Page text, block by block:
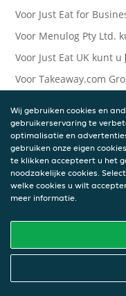
Voor Just Eat for
Voor Menulog Pty Ltd.
Voor Just Eat UK kunt u
Voor Takeaway.com
Takeaway.com Group
Piet Heinkade 61
1019 GM Amsterdam
Nederland
Bijgewerkte
Wij kunnen deze
reactie op
ontwikkelingen.
bijwerken, zullen wij
Wij gebruiken cookies en
gebruikerservaring te
optimalisatie en
gebruiken onze eigen
te klikken accepteert u het
noodzakelijke cookies.
welke cookies u wilt
meer informatie.